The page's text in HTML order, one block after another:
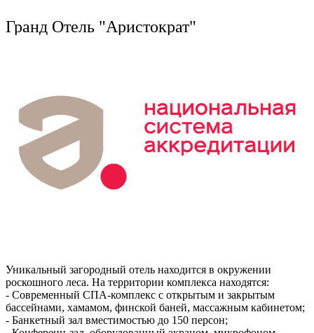
Гранд Отель "Аристократ"
Уникальный загородный отель находится в окружении
роскошного леса. На территории комплекса находятся:
- Современный СПА-комплекс с открытым и закрытым
бассейнами, хамамом, финской баней, массажным кабинетом;
- Банкетный зал вместимостью до 150 персон;